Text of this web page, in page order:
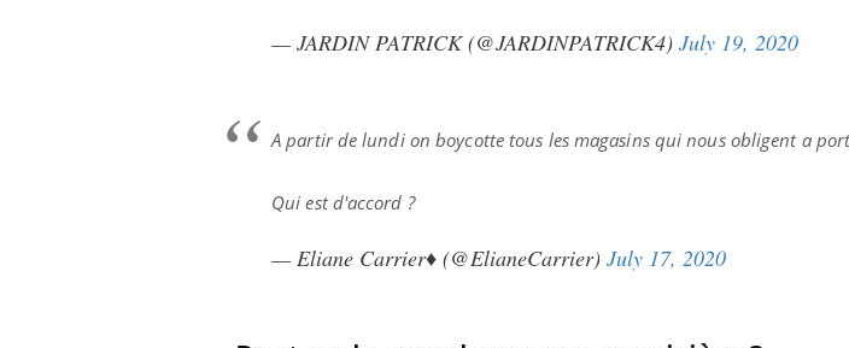
— JARDIN PATRICK (@JARDINPATRICK4) July 19, 2020
A partir de lundi on boycotte tous les magasins qui nous obligent a
Qui est d'accord ?
— Eliane Carrier♦️ (@ElianeCarrier) July 17, 2020